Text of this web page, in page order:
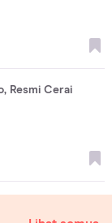
Resmi Cerai